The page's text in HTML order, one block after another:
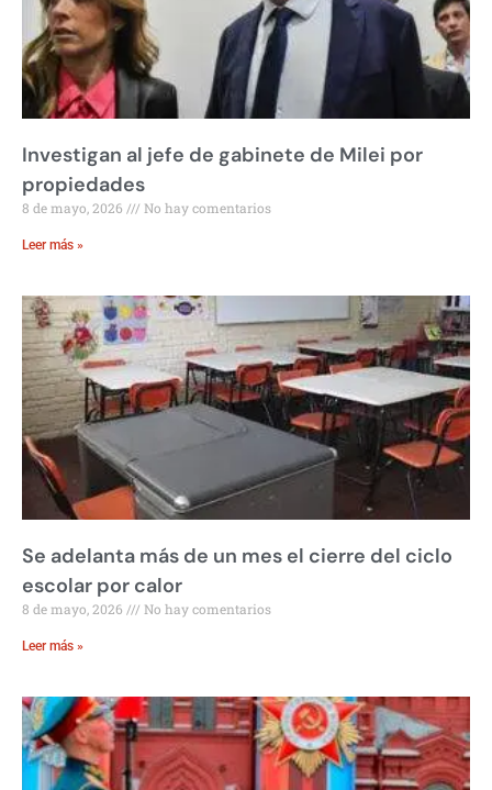
Investigan al jefe de gabinete de Milei por
propiedades
8 de mayo, 2026 No hay comentarios
Leer más »
Se adelanta más de un mes el cierre del ciclo
escolar por calor
8 de mayo, 2026 No hay comentarios
Leer más »